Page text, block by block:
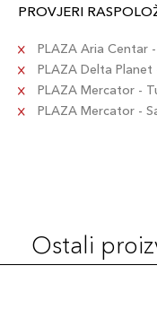
Šifra artikla
8015150118071
PROVJERI
PLAZA Aria Centar
PLAZA Delta Planet
PLAZA Mercator -
PLAZA Mercator -
Ostali